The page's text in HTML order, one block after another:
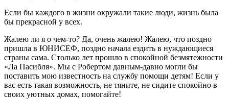
Если бы каждого в жизни окружали такие люди, жизнь была
бы прекрасной у всех.
Жалею ли я о чем-то? Да, очень жалею! Жалею, что поздно
пришла в ЮНИСЕФ, поздно начала ездить в нуждающиеся
страны сама. Столько лет прошло в спокойной безмятежности
«Ла Пасибля». Мы с Робертом давным-давно могли бы
поставить мою известность на службу помощи детям! Если у
вас есть такая возможность, не тяните, не сидите спокойно в
своих уютных домах, помогайте!